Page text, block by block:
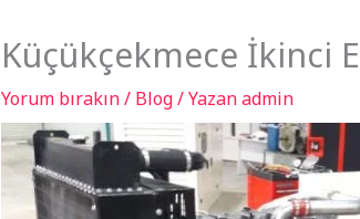
Küçükçekmece İkinci
Yorum bırakın/ Blog/ Yazanadmin